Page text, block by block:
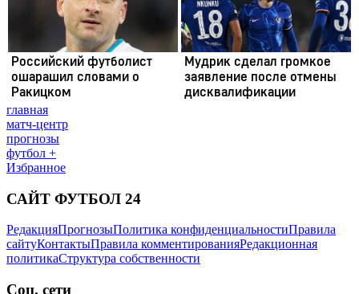
главная
матч-центр
прогнозы
футбол +
Избранное
САЙТ ФУТБОЛ 24
РедакцияПрогнозыПолитика конфиденциальностиПравила
сайтуКонтактыПравила комментированияРедакционная
политикаСтруктура собственности
Соц. сети